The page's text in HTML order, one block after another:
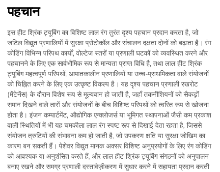
पहचान
इस हीट श्रिंक ट्यूबिंग का विशिष्ट लाल रंग तुरंत दृश्य पहचान प्रदान करता है, जो
जटिल विद्युत प्रणालियों में सुरक्षा प्रोटोकॉल और संचालन दक्षता दोनों को बढ़ाता है। रंग
कोडिंग विभिन्न परिपथ कार्यों, वोल्टेज स्तरों या प्रणाली घटकों को व्यवस्थित करने और
पहचानने के लिए एक सार्वभौमिक रूप से मान्यता प्राप्त विधि है, तथा लाल हीट श्रिंक
ट्यूबिंग महत्वपूर्ण परिपथों, आपातकालीन प्रणालियों या उच्च-प्राथमिकता वाले संयोजनों
को चिह्नित करने के लिए एक उत्कृष्ट विकल्प है। यह दृश्य पहचान प्रणाली रखरोट
(मेंटेनेंस) के दौरान विशेष रूप से मूल्यवान हो जाती है, जहाँ तकनीशियनों को सैकड़ों
समान दिखने वाले तारों और संयोजनों के बीच विशिष्ट परिपथों को त्वरित रूप से खोजना
होता है। इंजन कम्पार्टमेंट, औद्योगिक एन्क्लोजर्स या भूमिगत स्थापनाओं जैसी कम प्रकाश
वाली स्थितियों में भी यह चमकीला लाल रंग स्पष्ट रूप से दिखाई देता रहता है, जिससे
संयोजन त्रुटियों की संभावना कम हो जाती है, जो उपकरण क्षति या सुरक्षा जोखिम का
कारण बन सकती हैं। पेशेवर विद्युत मानक अक्सर विशिष्ट अनुप्रयोगों के लिए रंग कोडिंग
को आवश्यक या अनुशंसित करते हैं, और लाल हीट श्रिंक ट्यूबिंग संगठनों को अनुपालन
बनाए रखने और समग्र प्रणाली दस्तावेज़ीकरण में सुधार करने में सहायता प्रदान करती